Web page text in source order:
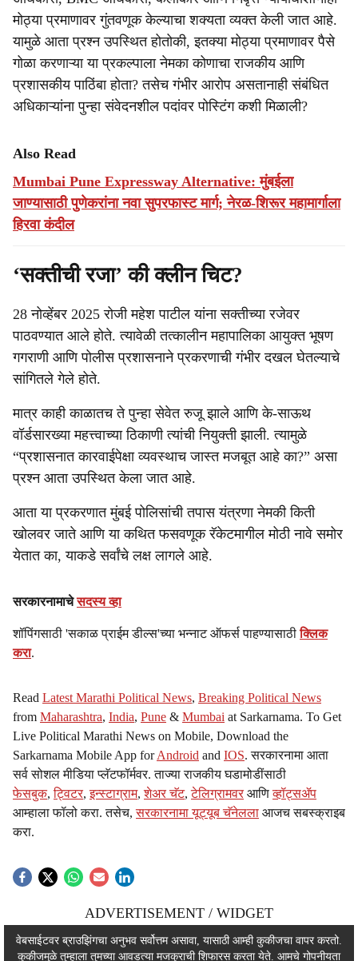
मोठ्या प्रमाणावर गुंतवणूक केल्याचा शक्यता व्यक्त केली जात आहे.
यामुळे आता प्रश्न उपस्थित होतोकी, इतक्या मोठ्या प्रमाणावर पैसे
गोळा करणाऱ्या या प्रकल्पाला नेमका कोणाचा राजकीय आणि
प्रशासकीय पाठिंबा होता? तसेच गंभीर आरोप असतानाही संबंधित
अधिकाऱ्यांना पुन्हा संवेदनशील पदांवर पोस्टिंग कशी मिळाली?
Also Read
Mumbai Pune Expressway Alternative: मुंबईला
जाण्यासाठी पुणेकरांना नवा सुपरफास्ट मार्ग; नेरळ-शिरूर महामार्गाला
हिरवा कंदील
‘सक्तीची रजा’ की क्लीन चिट?
28 नोव्हेंबर 2025 रोजी महेश पाटील यांना सक्तीच्या रजेवर
पाठवण्यात आले होते. त्यावेळी तत्कालीन महापालिका आयुक्त भूषण
गगराणी आणि पोलीस प्रशासनाने प्रकरणाची गंभीर दखल घेतल्याचे
सांगितले गेले होते.
मात्र काही काळातच ते पुन्हा सेवेत रुजू झाले आणि के-साऊथ
वॉर्डसारख्या महत्त्वाच्या ठिकाणी त्यांची नियुक्ती झाली. त्यामुळे
“प्रशासनात कारवाईपेक्षा व्यवस्थाच जास्त मजबूत आहे का?” असा
प्रश्न आता उपस्थित केला जात आहे.
आता या प्रकरणात मुंबई पोलिसांची तपास यंत्रणा नेमकी किती
खोलवर जाते आणि या कथित फसवणूक रॅकेटमागील मोठी नावे समोर
येतात का, याकडे सर्वांचे लक्ष लागले आहे.
सरकारनामाचेसदस्य व्हा
शॉपिंगसाठी 'सकाळ प्राईम डील्स'च्या भन्नाट ऑफर्स पाहण्यासाठीक्लिक
करा.
Read Latest Marathi Political News, Breaking Political News
from Maharashtra, India, Pune & Mumbai at Sarkarnama. To Get
Live Political Marathi News on Mobile, Download the
Sarkarnama Mobile App forAndroid and IOS. सरकारनामा आता
सर्व सोशल मीडिया प्लॅटफॉर्मवर. ताज्या राजकीय घडामोडींसाठी
फेसबुक,ट्विटर,इन्स्टाग्राम,शेअर चॅट,टेलिग्रामवर आणिव्हॉट्सॲप
आम्हाला फॉलो करा. तसेच,सरकारनामा यूट्यूब चॅनेलला आजच सबस्क्राइब
करा.
ADVERTISEMENT / WIDGET
ADVERTISEMENT / WIDGET
वेबसाईटवर ब्राउझिंगचा अनुभव सर्वोत्तम असावा, यासाठी आम्ही कुकीजचा वापर करतो.
कुकीजमुळे तुम्हाला तुमच्या आवडत्या मजकुराची शिफारस करता येते. आमचे गोपनीयता